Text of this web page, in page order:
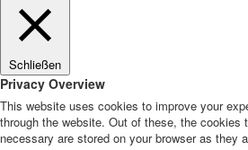
Schließen
Privacy Overview
This website uses cookies to improve your
through the website. Out of these, the cookies
necessary are stored on your browser as they